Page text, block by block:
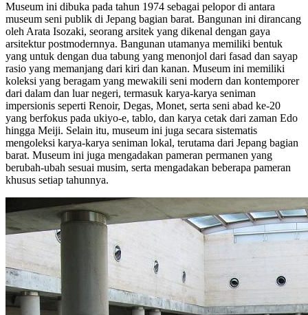
Museum ini dibuka pada tahun 1974 sebagai pelopor di antara
museum seni publik di Jepang bagian barat. Bangunan ini dirancang
oleh Arata Isozaki, seorang arsitek yang dikenal dengan gaya
arsitektur postmodernnya. Bangunan utamanya memiliki bentuk
yang untuk dengan dua tabung yang menonjol dari fasad dan sayap
rasio yang memanjang dari kiri dan kanan. Museum ini memiliki
koleksi yang beragam yang mewakili seni modern dan kontemporer
dari dalam dan luar negeri, termasuk karya-karya seniman
impersionis seperti Renoir, Degas, Monet, serta seni abad ke-20
yang berfokus pada ukiyo-e, tablo, dan karya cetak dari zaman Edo
hingga Meiji. Selain itu, museum ini juga secara sistematis
mengoleksi karya-karya seniman lokal, terutama dari Jepang bagian
barat. Museum ini juga mengadakan pameran permanen yang
berubah-ubah sesuai musim, serta mengadakan beberapa pameran
khusus setiap tahunnya.